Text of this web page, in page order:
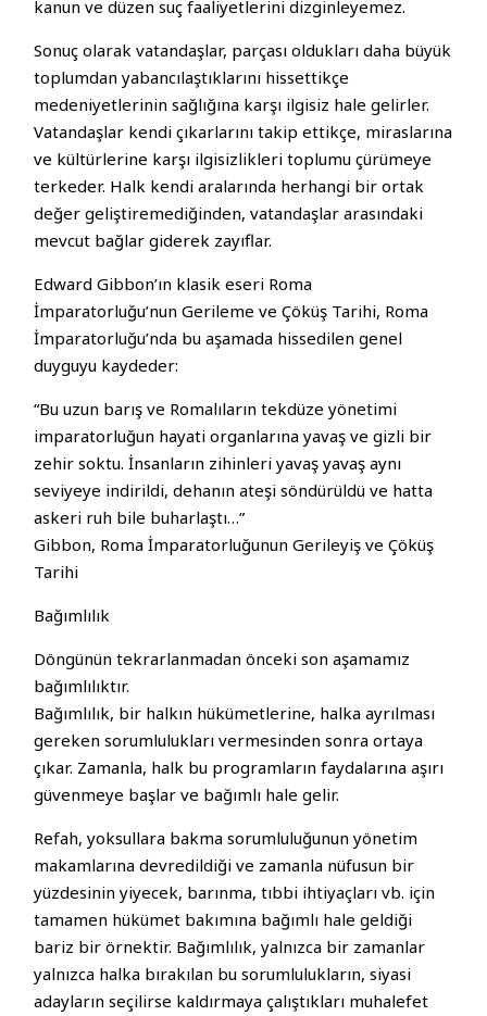
kanun ve düzen suç faaliyetlerini dizginleyemez.
Sonuç olarak vatandaşlar, parçası oldukları daha büyük
toplumdan yabancılaştıklarını hissettikçe
medeniyetlerinin sağlığına karşı ilgisiz hale gelirler.
Vatandaşlar kendi çıkarlarını takip ettikçe, miraslarına
ve kültürlerine karşı ilgisizlikleri toplumu çürümeye
terkeder. Halk kendi aralarında herhangi bir ortak
değer geliştiremediğinden, vatandaşlar arasındaki
mevcut bağlar giderek zayıflar.
Edward Gibbon’ın klasik eseri Roma
İmparatorluğu’nun Gerileme ve Çöküş Tarihi, Roma
İmparatorluğu’nda bu aşamada hissedilen genel
duyguyu kaydeder:
“Bu uzun barış ve Romalıların tekdüze yönetimi
imparatorluğun hayati organlarına yavaş ve gizli bir
zehir soktu. İnsanların zihinleri yavaş yavaş aynı
seviyeye indirildi, dehanın ateşi söndürüldü ve hatta
askeri ruh bile buharlaştı…”
Gibbon, Roma İmparatorluğunun Gerileyiş ve Çöküş
Tarihi
Bağımlılık
Döngünün tekrarlanmadan önceki son aşamamız
bağımlılıktır.
Bağımlılık, bir halkın hükümetlerine, halka ayrılması
gereken sorumlulukları vermesinden sonra ortaya
çıkar. Zamanla, halk bu programların faydalarına aşırı
güvenmeye başlar ve bağımlı hale gelir.
Refah, yoksullara bakma sorumluluğunun yönetim
makamlarına devredildiği ve zamanla nüfusun bir
yüzdesinin yiyecek, barınma, tıbbi ihtiyaçları vb. için
tamamen hükümet bakımına bağımlı hale geldiği
bariz bir örnektir. Bağımlılık, yalnızca bir zamanlar
yalnızca halka bırakılan bu sorumlulukların, siyasi
adayların seçilirse kaldırmaya çalıştıkları muhalefet